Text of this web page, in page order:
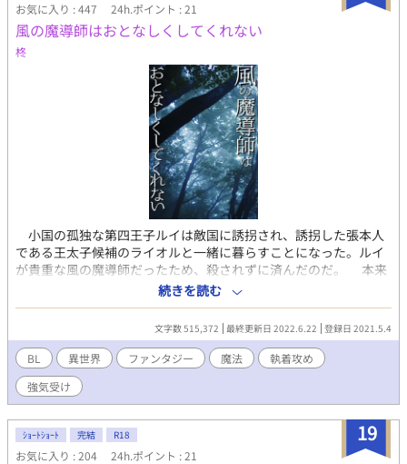
お気に入り : 447 24h.ポイント : 21
風の魔導師はおとなしくしてくれない
柊
小国の孤独な第四王子ルイは敵国に誘拐され、誘拐した張本人
である王太子候補のライオルと一緒に暮らすことになった。ルイ
が貴重な風の魔導師だったため、殺されずに済んだのだ。 本来
の身分を隠し、ただの風の魔導師として働き始めたルイ。持ち前
のかわいさ（無自覚）で周りを翻弄しながら、ここに居場所を見
つけようと奮闘する。ライオルが過保護なのは大事な人質だから
だと思っていたが、押し倒されて愛してると言われようやく違う
らしいと気がついた。 美形溺愛攻めと世間知らず天然受け。冒
険ありエロありの明るめファンタジー。海の都で始まる新しい人
生。 ※予告なく性描写表現が入ります ※物語の後半に攻め以外と
の絡み（無理やり）あり ※男性妊娠可能な世界ですが設定のみで
描写はありません ※本編完結済、後日談随時更新中。 ムーンライ
トノベルスにも掲載しています。
続きを読む
文字数 515,372 最終更新日 2022.6.22 登録日 2021.5.4
BL 異世界 ファンタジー 魔法
執着攻め
強気受け
19
ｼｮｰﾄｼｮｰﾄ 完結 R18
お気に入り : 204 24h.ポイント : 21